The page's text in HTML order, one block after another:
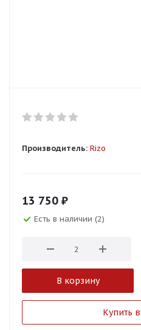
Производитель: Rizo
13 750 ₽
Есть в наличии (2)
В корзину
Купить